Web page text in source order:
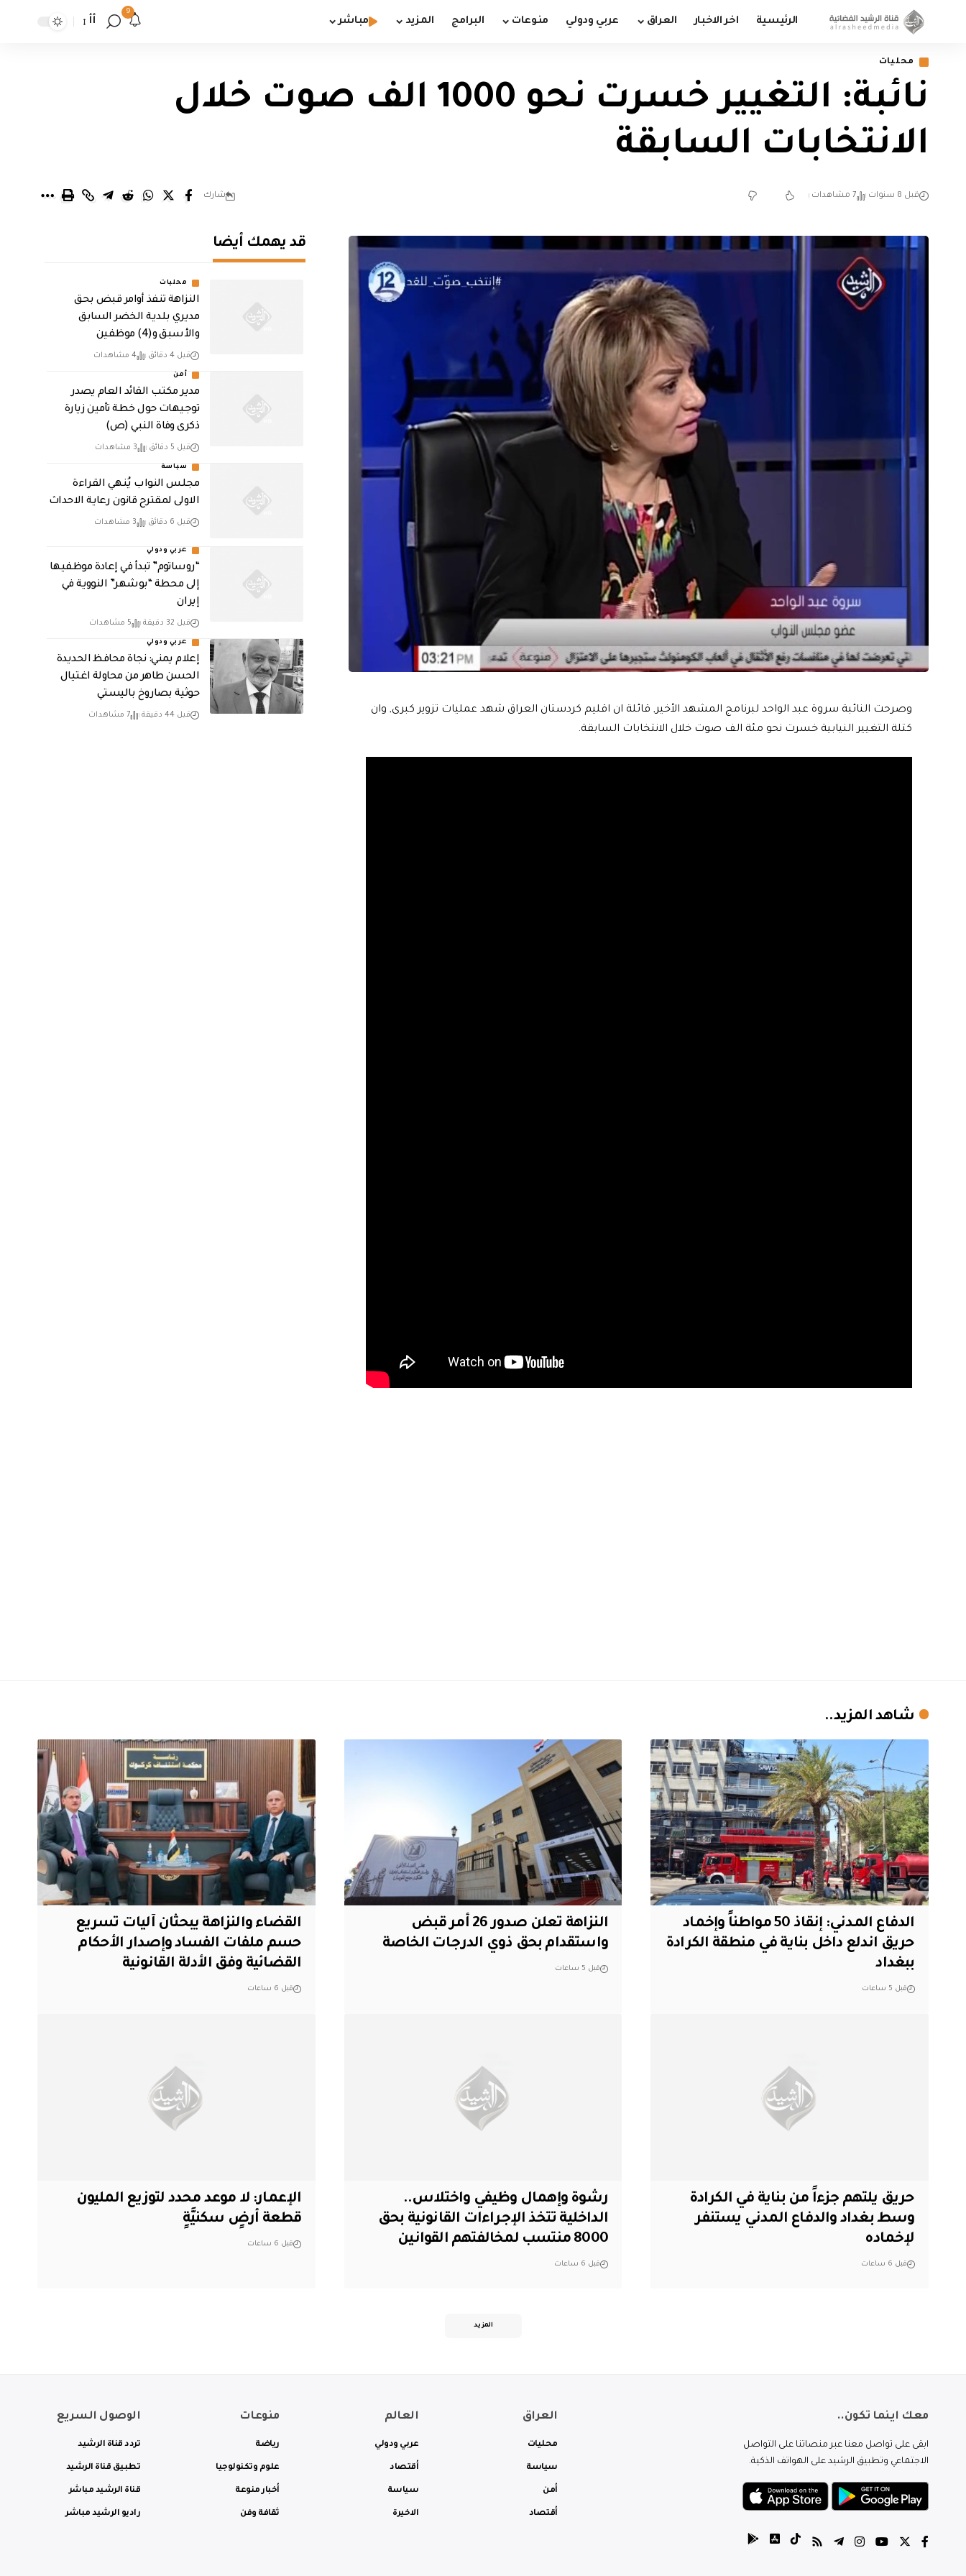
الرئيسية اخر الاخبار العراق عربي ودولي منوعات البرامج المزيد مباشر
9
أأ
محليات
نائبة: التغيير خسرت نحو 1000 الف صوت خلال
الانتخابات السابقة
قبل 8 سنوات 7 مشاهدات شارك
وصرحت النائبة سروة عبد الواحد لبرنامج المشهد الأخير, قائلة ان اقليم كردستان العراق شهد عمليات تزوير كبرى, وان
كتلة التغيير النيابية خسرت نحو مئة الف صوت خلال الانتخابات السابقة.
قد يهمك أيضا
محليات
النزاهة تنفذ أوامر قبض بحق
مديري بلدية الخضر السابق
والأسبق و(4) موظفين
قبل 4 دقائق 4 مشاهدات
أمن
مدير مكتب القائد العام يصدر
توجيهات حول خطة تأمين زيارة
ذكرى وفاة النبي (ص)
قبل 5 دقائق 3 مشاهدات
سياسة
مجلس النواب يُنهي القراءة
الاولى لمقترح قانون رعاية الاحداث
قبل 6 دقائق 3 مشاهدات
عربي ودولي
“روساتوم” تبدأ في إعادة موظفيها
إلى محطة “بوشهر” النووية في
إيران
قبل 32 دقيقة 5 مشاهدات
عربي ودولي
إعلام يمني: نجاة محافظ الحديدة
الحسن طاهر من محاولة اغتيال
حوثية بصاروخ باليستي
قبل 44 دقيقة 7 مشاهدات
شاهد المزيد..
الدفاع المدني: إنقاذ 50 مواطناً وإخماد
حريق اندلع داخل بناية في منطقة الكرادة
ببغداد
قبل 5 ساعات
النزاهة تعلن صدور 26 أمر قبض
واستقدام بحق ذوي الدرجات الخاصة
قبل 5 ساعات
القضاء والنزاهة يبحثان آليات تسريع
حسم ملفات الفساد وإصدار الأحكام
القضائية وفق الأدلة القانونية
قبل 6 ساعات
حريق يلتهم جزءاً من بناية في الكرادة
وسط بغداد والدفاع المدني يستنفر
لإخماده
قبل 6 ساعات
رشوة وإهمال وظيفي واختلاس..
الداخلية تتخذ الإجراءات القانونية بحق
8000 منتسب لمخالفتهم القوانين
قبل 6 ساعات
الإعمار: لا موعد محدد لتوزيع المليون
قطعة أرضٍ سكنيَّةٍ
قبل 6 ساعات
المزيد
معك اينما تكون..
ابقى على تواصل معنا عبر منصاتنا على التواصل
الاجتماعي وتطبيق الرشيد على الهواتف الذكية.
العراق
محليات
سياسة
أمن
أقتصاد
العالم
عربي ودولي
أقتصاد
سياسة
الاخيرة
منوعات
رياضة
علوم وتكنولوجيا
أخبار منوعة
ثقافة وفن
الوصول السريع
تردد قناة الرشيد
تطبيق قناة الرشيد
قناة الرشيد مباشر
راديو الرشيد مباشر